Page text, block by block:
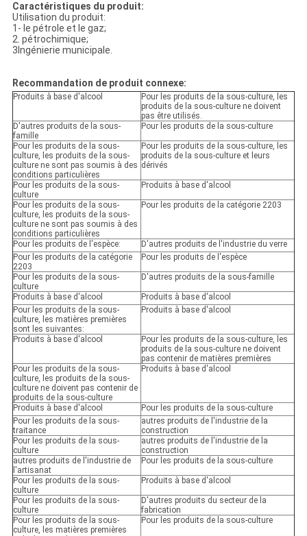
Caractéristiques du produit:
Utilisation du produit:
1- le pétrole et le gaz;
2. pétrochimique;
3Ingénierie municipale.
Recommandation de produit connexe:
Produits à base d'alcool
Pour les produits de la sous-culture, les
produits de la sous-culture ne doivent
pas être utilisés.
D'autres produits de la sous-
famille
Pour les produits de la sous-culture
Pour les produits de la sous-
culture, les produits de la sous-
culture ne sont pas soumis à des
conditions particulières
Pour les produits de la sous-culture, les
produits de la sous-culture et leurs
dérivés
Pour les produits de la sous-
culture
Produits à base d'alcool
Pour les produits de la sous-
culture, les produits de la sous-
culture ne sont pas soumis à des
conditions particulières
Pour les produits de la catégorie 2203
Pour les produits de l'espèce:
D'autres produits de l'industrie du verre
Pour les produits de la catégorie
2203
Pour les produits de l'espèce
Pour les produits de la sous-
culture
D'autres produits de la sous-famille
Produits à base d'alcool
Produits à base d'alcool
Pour les produits de la sous-
culture, les matières premières
sont les suivantes:
Produits à base d'alcool
Produits à base d'alcool
Pour les produits de la sous-culture, les
produits de la sous-culture ne doivent
pas contenir de matières premières
Pour les produits de la sous-
culture, les produits de la sous-
culture ne doivent pas contenir de
produits de la sous-culture
Produits à base d'alcool
Produits à base d'alcool
Pour les produits de la sous-culture
Pour les produits de la sous-
traitance
autres produits de l'industrie de la
construction
Pour les produits de la sous-
culture
autres produits de l'industrie de la
construction
autres produits de l'industrie de
l'artisanat
Pour les produits de la sous-culture
Pour les produits de la sous-
culture
Produits à base d'alcool
Pour les produits de la sous-
culture
D'autres produits du secteur de la
fabrication
Pour les produits de la sous-
culture, les matières premières
Pour les produits de la sous-culture